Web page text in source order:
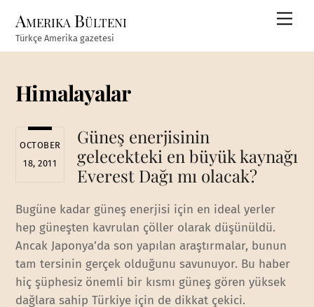
content
Amerika Bülteni
Türkçe Amerika gazetesi
Himalayalar
OCTOBER
18, 2011
Güneş enerjisinin
gelecekteki en büyük kaynağı
Everest Dağı mı olacak?
Bugüne kadar güneş enerjisi için en ideal yerler
hep güneşten kavrulan çöller olarak düşünüldü.
Ancak Japonya’da son yapılan araştırmalar, bunun
tam tersinin gerçek olduğunu savunuyor. Bu haber
hiç şüphesiz önemli bir kısmı güneş gören yüksek
dağlara sahip Türkiye için de dikkat çekici.